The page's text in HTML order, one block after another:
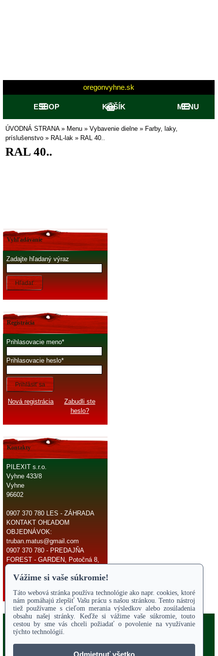
oregonvyhne.sk
ESHOP KOŠÍK MENU
ÚVODNÁ STRANA» Menu » Vybavenie dielne » Farby, laky,
príslušenstvo » RAL-lak » RAL 40..
RAL 40..
Vyhľadávanie
Zadajte hľadaný výraz
Hľadať
Registrácia
Prihlasovacie meno
Prihlasovacie heslo
Prihlásiť sa
Nová registrácia
Zabudli ste
heslo?
Kontakty
PILEXIT s.r.o.
Vyhne 433/8
Vyhne
96602
0907 370 780 LES - ZÁHRADA
KONTAKT OHĽADOM
OBJEDNÁVOK:
truban.matus@gmail.com
0907 370 780 - PREDAJŇA
FOREST - GARDEN, Potočná 8,
Copyright 2017Odstúpiť od zmluvy
ÚVODNÁ STRANA